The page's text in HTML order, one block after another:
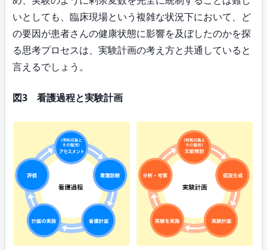
いとしても、臨床現場という複雑な状況下において、ど
の要因が患者さんの健康状態に影響を及ぼしたのかを探
る思考プロセスは、実験計画の考え方と共通していると
言えるでしょう。
図3 看護過程と実験計画